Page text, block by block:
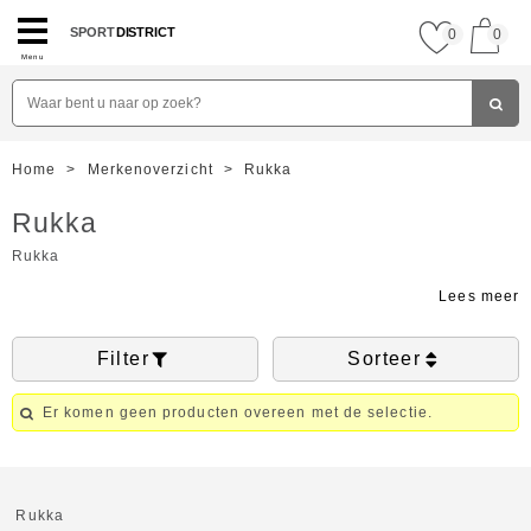
Menu
SPORTDISTRICT 0 0
Home > Merkenoverzicht > Rukka
Rukka
Rukka
Filter Sorteer
Er komen geen producten overeen met de selectie.
Rukka